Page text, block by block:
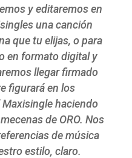
y editaremos en
una canción
que tu elijas, o para
en formato digital y
llegar firmado
figurará en los
haciendo
de ORO. Nos
de música
estilo, claro.